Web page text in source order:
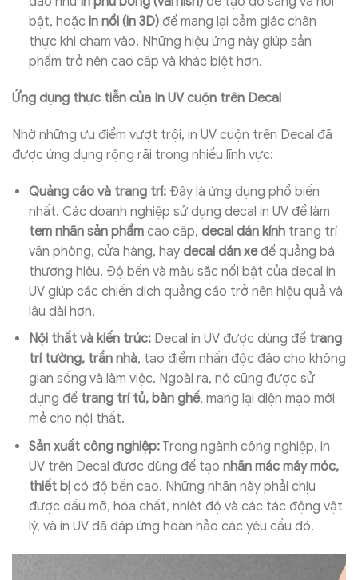
bật, hoặc in nổi (in 3D)để mang lại cảm giác chân
thực khi chạm vào. Những hiệu ứng này giúp sản
phẩm trở nên cao cấp và khác biệt hơn.
Ứng dụng thực tiễn của In UV cuộn trên Decal
Nhờ những ưu điểm vượt trội, in UV cuộn trên Decal đã
được ứng dụng rộng rãi trong nhiều lĩnh vực:
Quảng cáo và trang trí:Đây là ứng dụng phổ biến
nhất. Các doanh nghiệp sử dụng decal in UV để làm
tem nhãn sản phẩmcao cấp, decal dán kínhtrang trí
văn phòng, cửa hàng, hay decal dán xeđể quảng bá
thương hiệu. Độ bền và màu sắc nổi bật của decal in
UV giúp các chiến dịch quảng cáo trở nên hiệu quả và
lâu dài hơn.
Nội thất và kiến trúc:Decal in UV được dùng để trang
trí tường, trần nhà, tạo điểm nhấn độc đáo cho không
gian sống và làm việc. Ngoài ra, nó cũng được sử
dụng để trang trí tủ, bàn ghế, mang lại diện mạo mới
mẻ cho nội thất.
Sản xuất công nghiệp:Trong ngành công nghiệp, in
UV trên Decal được dùng để tạo nhãn mác máy móc,
thiết bịcó độ bền cao. Những nhãn này phải chịu
được dầu mỡ, hóa chất, nhiệt độ và các tác động vật
lý, và in UV đã đáp ứng hoàn hảo các yêu cầu đó.